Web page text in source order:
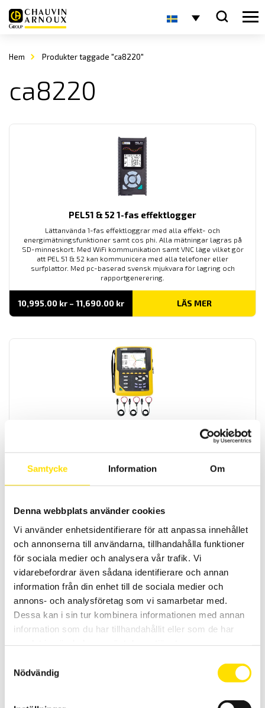
Samtycke Information Om
Denna webbplats använder cookies
Vi använder enhetsidentifierare för att anpassa innehållet
och annonserna till användarna, tillhandahålla funktioner
för sociala medier och analysera vår trafik. Vi
vidarebefordrar även sådana identifierare och annan
information från din enhet till de sociala medier och
annons- och analysföretag som vi samarbetar med.
Dessa kan i sin tur kombinera informationen med annan
information som du har tillhandahållit eller som de har
Nödvändig
Hem Produkter taggade "ca8220"
ca8220
PEL51 & 52 1-fas effektlogger
Lättanvända 1-fas effektloggrar med alla effekt- och
energimätningsfunktioner samt cos phi. Alla mätningar lagras på
SD-minneskort. Med WiFi kommunikation samt VNC läge vilket gör
att PEL 51 & 52 kan kommunicera med alla telefoner eller
surfplattor. Med pc-baserad svensk mjukvara för lagring och
rapportgenerering.
10,995.00 kr – 11,690.00 krPrisintervall:
till
LÄS MER
CA8331 & CA8333 3-fas Energianalys
AC+DC TRMS energianalysatorer med 4 spännings- och 3
strömingångar med svenska menyer. USB samt SD-kort för
kommunikation med mjukvaran.
23,900.00kr–42,790.00krPrisintervall:
42,790.00 kr
LÄS MER
CA8220 1-fas Effektmätare
1- eller balanserad 3-fas energi & effektmätning samt startström,